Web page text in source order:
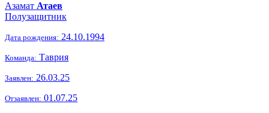
Азамат Атаев
Полузащитник
Дата рождения: 24.10.1994
Команда: Таврия
Заявлен: 26.03.25
Отзаявлен: 01.07.25